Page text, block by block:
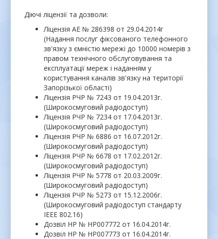
Діючі ліцензії та дозволи:
Ліцензія АЕ № 286398 от 29.04.2014г
(Надання послуг фіксованого телефонного
зв'язку з ємністю мережі до 10000 номерів з
правом технічного обслуговування та
експлуатації мереж і наданням у
користування каналів зв'язку на території
Запорізької області)
Ліцензія РЧР № 7243 от 19.04.2013г.
(Широкосмуговий радіодоступ)
Ліцензія РЧР № 7234 от 17.04.2013г.
(Широкосмуговий радіодоступ)
Ліцензія РЧР № 6886 от 16.07.2012г.
(Широкосмуговий радіодоступ)
Ліцензія РЧР № 6678 от 17.02.2012г.
(Широкосмуговий радіодоступ)
Ліцензія РЧР № 5778 от 20.03.2009г.
(Широкосмуговий радіодоступ)
Ліцензія РЧР № 5273 от 15.12.2006г.
(Широкосмуговий радіодоступ стандарту
IEEE 802.16)
Дозвіл НР № НР007772 от 16.04.2014г.
Дозвіл НР № НР007773 от 16.04.2014г.